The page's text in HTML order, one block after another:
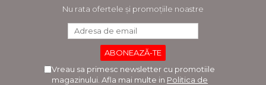
Nu rata ofertele și promoțiile noastre
Vreau sa primesc newsletter cu promotiile
magazinului. Afla mai multe in Politica de